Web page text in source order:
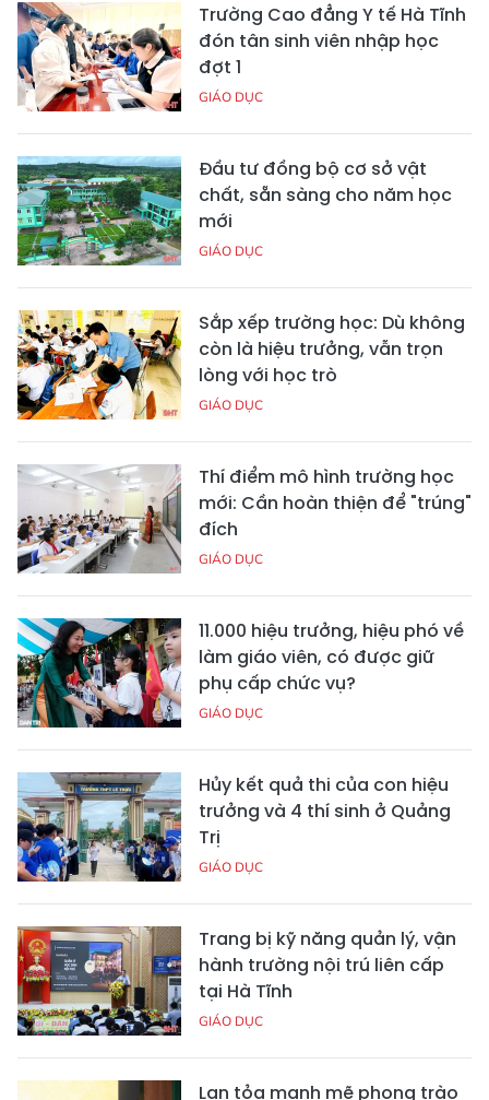
Trường Cao đẳng Y tế Hà Tĩnh
đón tân sinh viên nhập học
đợt 1
GIÁO DỤC
Đầu tư đồng bộ cơ sở vật
chất, sẵn sàng cho năm học
mới
GIÁO DỤC
Sắp xếp trường học: Dù không
còn là hiệu trưởng, vẫn trọn
lòng với học trò
GIÁO DỤC
Thí điểm mô hình trường học
mới: Cần hoàn thiện để "trúng"
đích
GIÁO DỤC
11.000 hiệu trưởng, hiệu phó về
làm giáo viên, có được giữ
phụ cấp chức vụ?
GIÁO DỤC
Hủy kết quả thi của con hiệu
trưởng và 4 thí sinh ở Quảng
Trị
GIÁO DỤC
Trang bị kỹ năng quản lý, vận
hành trường nội trú liên cấp
tại Hà Tĩnh
GIÁO DỤC
Lan tỏa mạnh mẽ phong trào